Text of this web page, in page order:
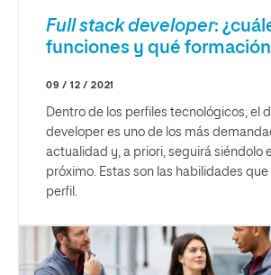
Full stack developer:
funciones y qué
09 / 12 / 2021
Dentro de los perfiles tecnológicos, el
developer es uno de los más
actualidad y, a priori, seguirá siéndolo
próximo. Estas son las habilidades que
perfil.